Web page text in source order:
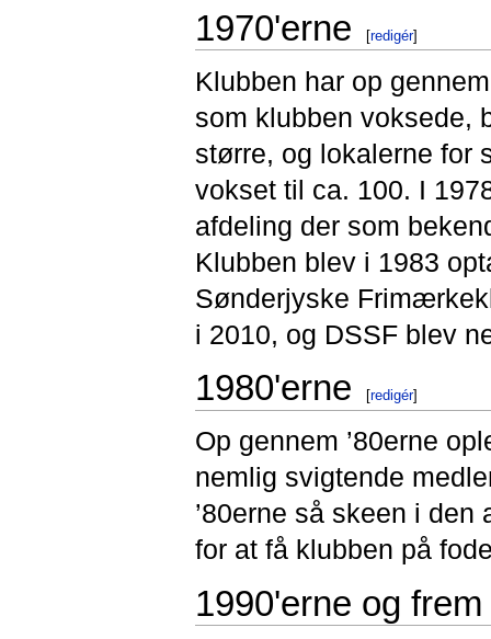
1970'erne [redigér]
Klubben har op
som klubben voksede,
større, og lokalerne for
vokset til ca. 100. I
afdeling der som
Klubben blev i 1983
Sønderjyske
i 2010, og DSSF blev
1980'erne [redigér]
Op gennem ’80erne
nemlig svigtende
’80erne så skeen i
for at få klubben på
1990'erne og frem